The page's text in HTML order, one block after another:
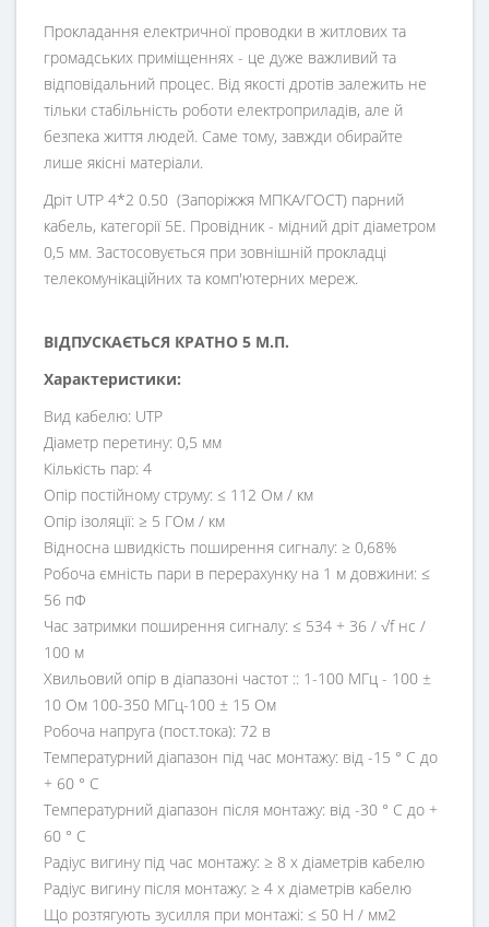
Прокладання електричної проводки в житлових та
громадських приміщеннях - це дуже важливий та
відповідальний процес. Від якості дротів залежить не
тільки стабільність роботи електроприладів, але й
безпека життя людей. Саме тому, завжди обирайте
лише якісні матеріали.
Дріт UTP 4*2 0.50 (Запоріжжя МПКА/ГОСТ) парний
кабель, категорії 5Е. Провідник - мідний дріт діаметром
0,5 мм. Застосовується при зовнішній прокладці
телекомунікаційних та комп'ютерних мереж.
ВІДПУСКАЄТЬСЯ КРАТНО 5 М.П.
Характеристики:
Вид кабелю: UTP
Діаметр перетину: 0,5 мм
Кількість пар: 4
Опір постійному струму: ≤ 112 Ом / км
Опір ізоляції: ≥ 5 ГОм / км
Відносна швидкість поширення сигналу: ≥ 0,68%
Робоча ємність пари в перерахунку на 1 м довжини: ≤
56 пФ
Час затримки поширення сигналу: ≤ 534 + 36 / √f нс /
100 м
Хвильовий опір в діапазоні частот :: 1-100 МГц - 100 ±
10 Ом 100-350 МГц-100 ± 15 Ом
Робоча напруга (пост.тока): 72 в
Температурний діапазон під час монтажу: від -15 ° C до
+ 60 ° C
Температурний діапазон після монтажу: від -30 ° C до +
60 ° C
Радіус вигину під час монтажу: ≥ 8 х діаметрів кабелю
Радіус вигину після монтажу: ≥ 4 х діаметрів кабелю
Що розтягують зусилля при монтажі: ≤ 50 Н / мм2